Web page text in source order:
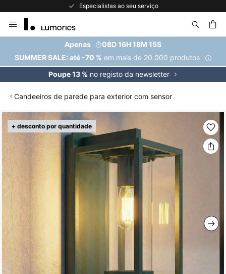
Especialistas ao seu serviço
para
Conteúdo
Apenas
08D 16H 18M 14S
SUMMER SALE: até -70 % em mais de 20 000 produtos
Poupe 13 % no registo da newsletter
Candeeiros de parede para exterior com sensor
+ desconto por quantidade
Saltar
para
final
da
Galeria
de
imagens